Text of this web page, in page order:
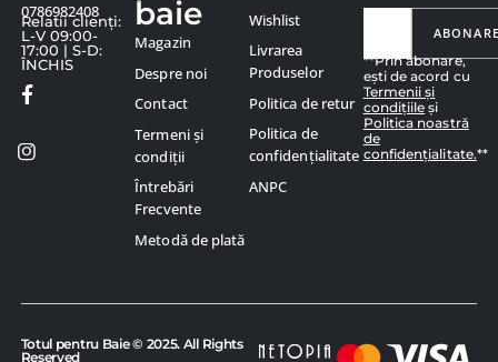
0786982408
Relatii clienți:
L-V 09:00-
17:00 | S-D:
ÎNCHIS
**Prin abonare,
ești de acord cu
Termenii și
condițiile și
Politica noastră
de
confidențialitate.**
baie
Magazin
Despre noi
Contact
Termeni și
condiții
Întrebări
Frecvente
Metodă de plată
Wishlist
Livrarea
Produselor
Politica de retur
Politica de
confidențialitate
ANPC
Totul pentru Baie © 2025. All Rights
Reserved